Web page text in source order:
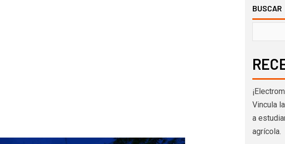
BUSCAR
Vincula
a
agrícola.